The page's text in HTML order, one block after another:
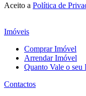
Aceito a Política de
Imóveis
Comprar Imóvel
Arrendar Imóvel
Quanto Vale o seu
Contactos